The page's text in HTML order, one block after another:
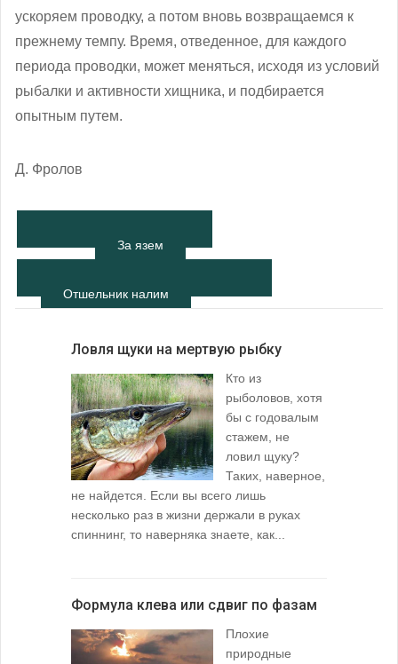
ускоряем проводку, а потом вновь возвращаемся к
прежнему темпу. Время, отведенное, для каждого
периода проводки, может меняться, исходя из условий
рыбалки и активности хищника, и подбирается
опытным путем.
Д. Фролов
За язем
Отшельник налим
Ловля щуки на мертвую рыбку
Кто из
рыболовов, хотя
бы с годовалым
стажем, не
ловил щуку?
Таких, наверное,
не найдется. Если вы всего лишь
несколько раз в жизни держали в руках
спиннинг, то наверняка знаете, как...
Формула клева или сдвиг по фазам
Плохие
природные